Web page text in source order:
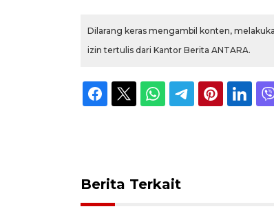
Dilarang keras mengambil konten,
izin tertulis dari Kantor Berita ANTARA.
Berita Terkait